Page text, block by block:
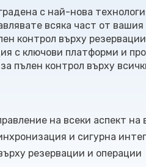
с най-нова
всяка част от
контрол върху
с ключови платформи и
пълен контрол върху
на всеки аспект на
и сигурна
резервации и операции